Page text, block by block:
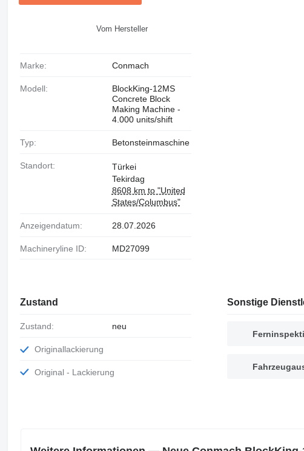
Vom Hersteller
Marke: Conmach
Modell:
BlockKing-12MS
Concrete Block
Making Machine -
4.000 units/shift
Typ: Betonsteinmaschine
Standort:
Türkei
Tekirdag
8608 km to "United
States/Columbus"
Anzeigendatum: 28.07.2026
Machineryline ID: MD27099
Zustand
Zustand: neu
Originallackierung
Original - Lackierung
Sonstige